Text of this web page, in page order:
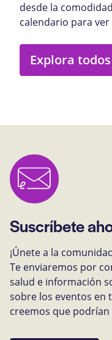
desde la
calendario para
Explora
Suscríbete
¡Únete a la
Te enviaremos por
salud e información
sobre los eventos en
creemos que